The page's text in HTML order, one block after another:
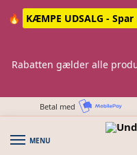
🔥
KÆMPE UDSALG -
Rabatten gælder alle
Betal med
MENU